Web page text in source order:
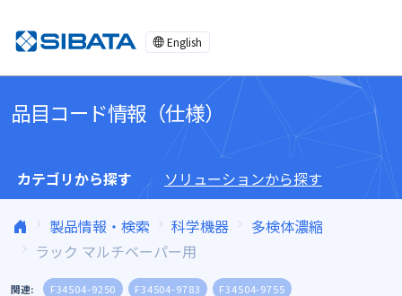
English
品目コード情報（仕様）
カテゴリから探す ソリューションから探す
製品情報・検索 科学機器
多検体濃縮
ラック マルチベーパー用
関連: F34504-9250 F34504-9783 F34504-9755